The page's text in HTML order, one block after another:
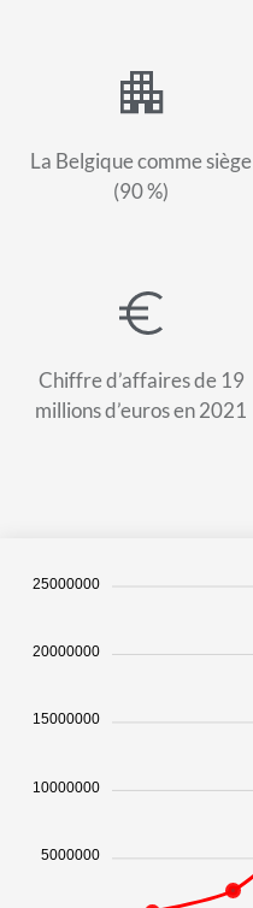
La Belgique comme siège
(90 %)
Chiffre d’affaires de 19
millions d’euros en 2021
25000000
20000000
15000000
10000000
5000000